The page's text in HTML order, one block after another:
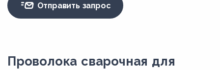
Отправить запрос
Проволока сварочная для